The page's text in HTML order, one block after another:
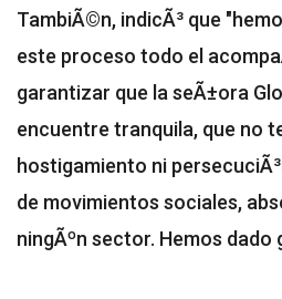
TambiÃ©n, indicÃ³ que
este proceso todo el
garantizar que la seÃ±ora
encuentre tranquila, que no
hostigamiento ni
de movimientos sociales,
ningÃºn sector. Hemos dado